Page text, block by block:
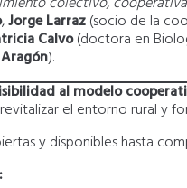
,Jorge Larraz(socio de la
Calvo(doctora en
).
al modelo
el entorno rural y
y disponibles hasta